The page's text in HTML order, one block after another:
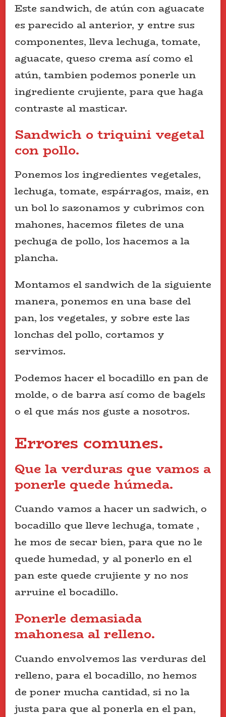
Este sandwich, de atún con aguacate
es parecido al anterior, y entre sus
componentes, lleva lechuga, tomate,
aguacate, queso crema así como el
atún, tambien podemos ponerle un
ingrediente crujiente, para que haga
contraste al masticar.
Sandwich o triquini vegetal
con pollo.
Ponemos los ingredientes vegetales,
lechuga, tomate, espárragos, maiz, en
un bol lo sazonamos y cubrimos con
mahones, hacemos filetes de una
pechuga de pollo, los hacemos a la
plancha.
Montamos el sandwich de la siguiente
manera, ponemos en una base del
pan, los vegetales, y sobre este las
lonchas del pollo, cortamos y
servimos.
Podemos hacer el bocadillo en pan de
molde, o de barra así como de bagels
o el que más nos guste a nosotros.
Errores comunes.
Que la verduras que vamos a
ponerle quede húmeda.
Cuando vamos a hacer un sadwich, o
bocadillo que lleve lechuga, tomate ,
he mos de secar bien, para que no le
quede humedad, y al ponerlo en el
pan este quede crujiente y no nos
arruine el bocadillo.
Ponerle demasiada
mahonesa al relleno.
Cuando envolvemos las verduras del
relleno, para el bocadillo, no hemos
de poner mucha cantidad, si no la
justa para que al ponerla en el pan,